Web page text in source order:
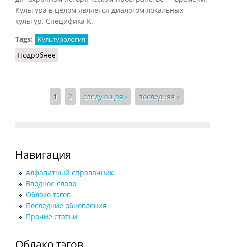
Культура в целом является диалогом локальных
культур. Специфика К.
Tags:
Культурология
Подробнее
Страницы
1 2 следующая › последняя »
Навигация
Алфавитный справочник
Вводное слово
Облако тэгов
Последние обновления
Прочие статьи